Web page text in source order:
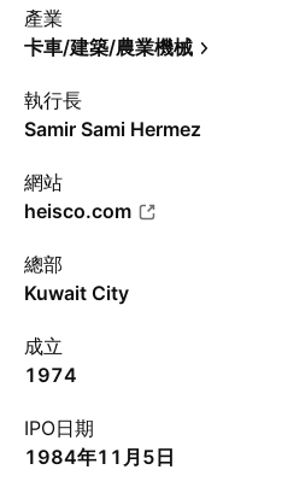
產業
卡車/建築/農業機械
執行長
Samir Sami Hermez
網站
heisco.com
總部
Kuwait City
成立
1974
IPO日期
1984年11月5日